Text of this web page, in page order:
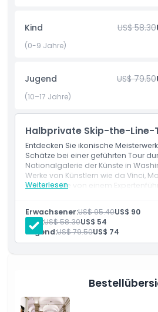
interessieren – die National Portrait
unvergessliches, lehrreiches und
ist wahrhaftig eine der wichtigsten
Highlights
Inklusivleistungen
Richtlinie für Kinder und
Öffnungszeiten
Ort
Kind US$ 58.30
(0-9 Jahre)
Jugend US$ 79.50
(10–17 Jahre)
Halbprivate Skip-the-Line-
Entdecken Sie ikonische
Schätze bei einer geführten Tour
Nationalgalerie der Künste in
Werke von Künstlern wie da Vinci,
während Sie von einem
Weiterlesen
Erwachsener:US$ 95.40US$ 90
Kind:US$ 58.30US$ 54
Jugend:US$ 79.50US$ 74